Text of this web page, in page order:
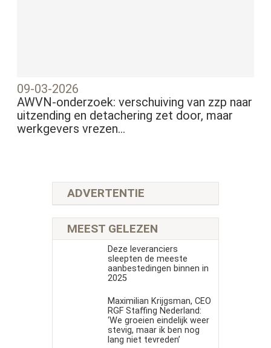
09-03-2026
AWVN-onderzoek: verschuiving van zzp naar
uitzending en detachering zet door, maar
werkgevers vrezen...
ADVERTENTIE
MEEST GELEZEN
Deze leveranciers
sleepten de meeste
aanbestedingen binnen in
2025
Maximilian Krijgsman, CEO
RGF Staffing Nederland:
‘We groeien eindelijk weer
stevig, maar ik ben nog
lang niet tevreden’